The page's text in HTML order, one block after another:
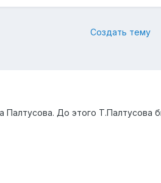
Создать тему
Палтусова. До этого Т.Палтусова